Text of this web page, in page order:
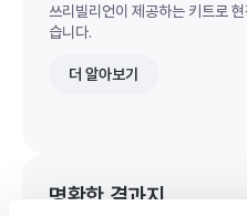
쓰리빌리언이 제공하는 키트로
습니다.
더 알아보기
명확한 결과지